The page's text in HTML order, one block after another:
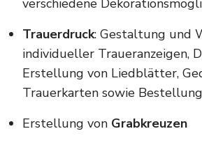
verschiedene
Trauerdruck: Gestaltung und
individueller Traueranzeigen,
Erstellung von Liedblätter,
Trauerkarten sowie
Erstellung von Grabkreuzen